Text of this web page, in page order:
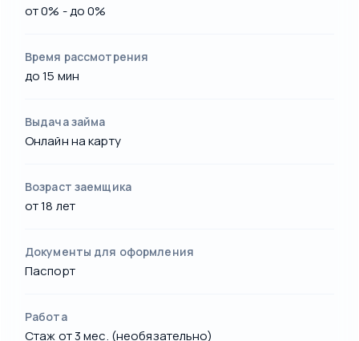
от 0% - до 0%
Время рассмотрения
до 15 мин
Выдача займа
Онлайн на карту
Возраст заемщика
от 18 лет
Документы для оформления
Паспорт
Работа
Стаж от 3 мес. (необязательно)